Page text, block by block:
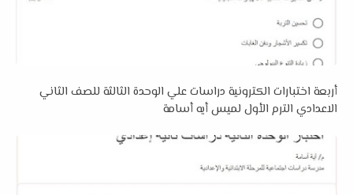
أربعة اختبارات الكترونية دراسات علي الوحدة الثالثة للصف الثاني
الاعدادي الترم الأول لميس أيه أسامة